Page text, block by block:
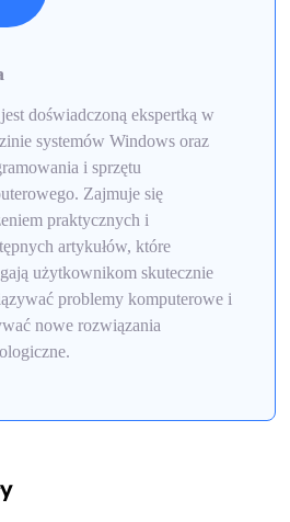
doświadczoną ekspertką w
systemów Windows oraz
i sprzętu
Zajmuje się
praktycznych i
artykułów, które
użytkownikom skutecznie
problemy komputerowe i
nowe rozwiązania